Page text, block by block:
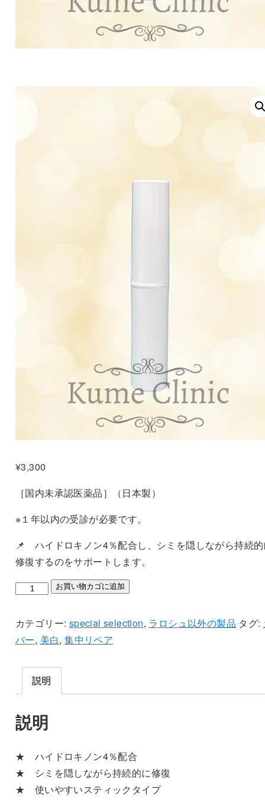
¥3,300
［国内未承認医薬品］
（日本製）
※１年以内の受診が必要です。
📌 ハイドロキノン4％配合し、シミを隠しながら持続
修復するのをサポートします。
ハ
ド
ロ
ノ
コ
シ
ー
ラ
お買い物カゴに追加
カテゴリー: special selection, ラロシュ以外の製品 タグ:
バー, 美白,集中リペア
説明
説明
★ ハイドロキノン4％配合
★ シミを隠しながら持続的に修復
★ 使いやすいスティックタイプ